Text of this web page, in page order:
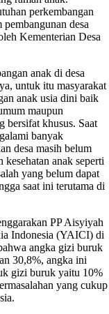
perkembangan
desa
Kementerian Desa
anak di desa
untuk itu masyarakat
anak usia dini baik
maupun
bersifat khusus. Saat
banyak
desa masih belum
kesehatan anak seperti
yang belum dapat
saat ini terutama di
PP Aisyiyah
Indonesia (YAICI) di
angka gizi buruk
30,8%, angka ini
gizi buruk yaitu 10%
yang cukup